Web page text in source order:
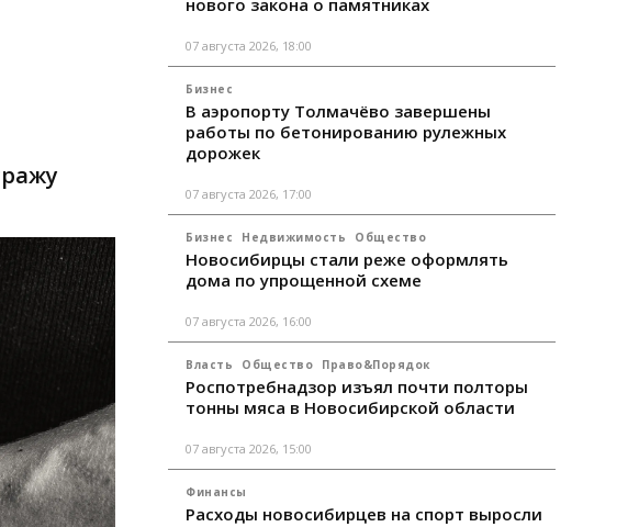
нового закона о памятниках
07 августа 2026, 18:00
Бизнес
В аэропорту Толмачёво завершены
работы по бетонированию рулежных
дорожек
07 августа 2026, 17:00
Бизнес Недвижимость Общество
Новосибирцы стали реже оформлять
дома по упрощенной схеме
07 августа 2026, 16:00
Власть Общество Право&Порядок
Роспотребнадзор изъял почти полторы
тонны мяса в Новосибирской области
07 августа 2026, 15:00
Финансы
Расходы новосибирцев на спорт выросли